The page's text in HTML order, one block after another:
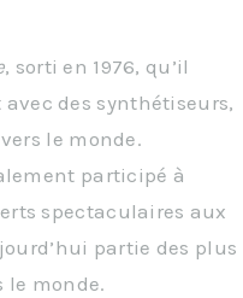
, sorti en 1976, qu’il
des synthétiseurs,
le monde.
participé à
spectaculaires aux
partie des plus
le monde.